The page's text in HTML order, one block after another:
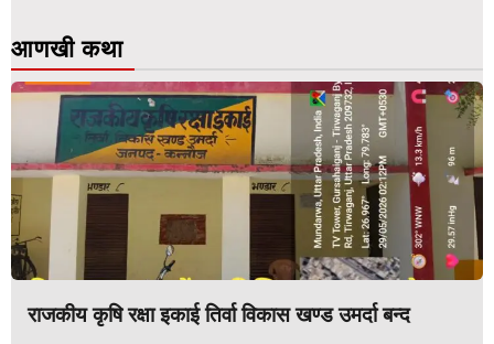
आणखी कथा
राजकीय कृषि रक्षा इकाई तिर्वा विकास खण्ड उमर्दा बन्द